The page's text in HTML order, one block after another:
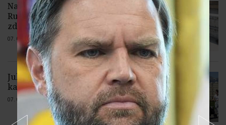
Najvyššia inflácia v EÚ núti ľudí v
Rumunsku šetriť aj na jedle a
zdravotnej starostlivosti
07. 08. 2026 |1 komentár
Juh definitívne patrí Kežmarku,
kataster prepísal hranicu
07. 08. 2026 | Žiadne komentáre